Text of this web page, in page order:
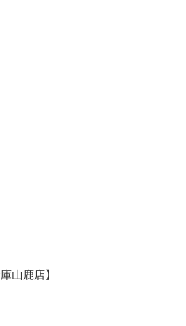
山鹿店】